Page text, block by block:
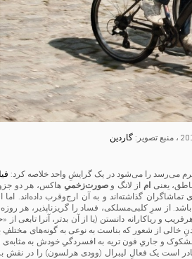
گاردین
می‌رسد را می‌شود در یک گرایشِ واحد خلاصه کرد:
یعنی ام از لانگ وصورت‌زخمیِ هاکس، هر دو جزو
گذاشته‌اند و به آن ارج‌وقرب داده‌اند. اما
از سرِ کلبی‌مسلکی، فساد را گریزناپذیر، هر
و ریاکارانه دانستن (یا از آن بدتر، آنرا
خالی از شعور که بناست به نوعی به گونه‌های مختلفِ
و جاریِ فون تریه به افسردگیِ خودش به مثابه‌ی
است یک فعالِ لیبرال (وودی هرلسون) را در نقش